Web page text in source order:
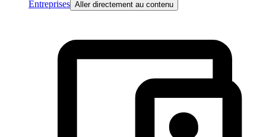
Entreprises Aller directement au contenu